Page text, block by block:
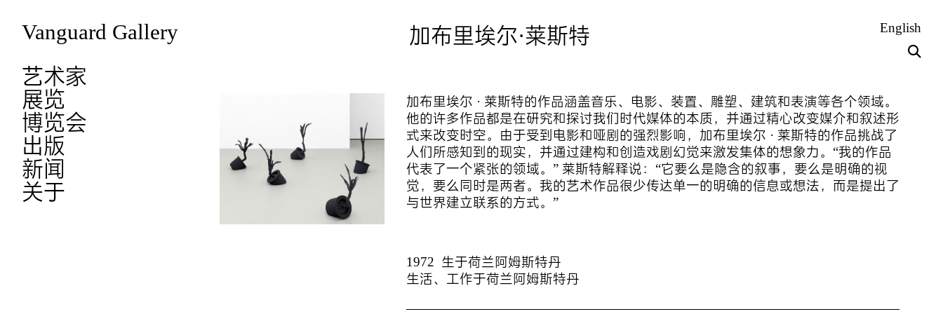
Vanguard Gallery
艺术家
展览
博览会
出版
新闻
关于
English
加布里埃尔·莱斯特
加布里埃尔 · 莱斯特的作品涵盖音乐、电影、装置、雕塑、建筑和表演等各个领域。
他的许多作品都是在研究和探讨我们时代媒体的本质，并通过精心改变媒介和叙述形
式来改变时空。由于受到电影和哑剧的强烈影响，加布里埃尔 · 莱斯特的作品挑战了
人们所感知到的现实，并通过建构和创造戏剧幻觉来激发集体的想象力。“我的作品
代表了一个紧张的领域。” 莱斯特解释说：“它要么是隐含的叙事，要么是明确的视
觉，要么同时是两者。我的艺术作品很少传达单一的明确的信息或想法，而是提出了
与世界建立联系的方式。”
1972 生于荷兰阿姆斯特丹
生活、工作于荷兰阿姆斯特丹